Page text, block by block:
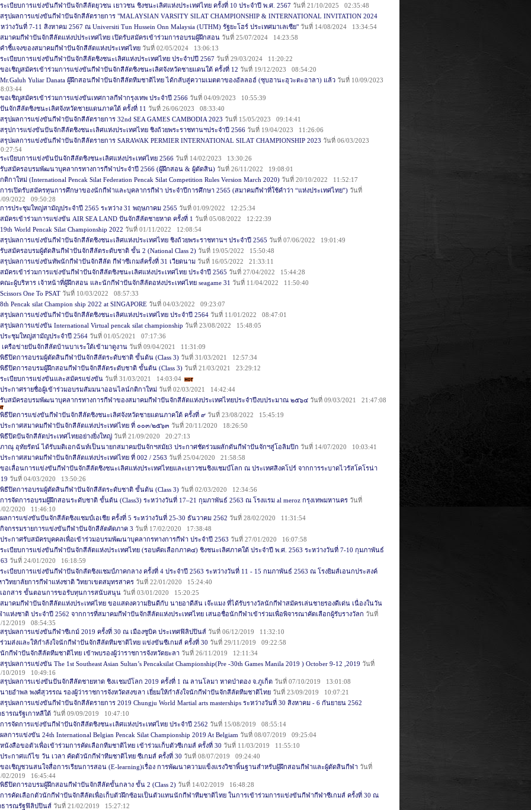
ระเบียบการแข่งขันกีฬาปันจักสีลัตยุวชน เยาวชน ชิงชนะเลิศแห่งประเทศไทย ครั้งที่ 10 ประจำปี พ.ศ. 2567 วันที่ 21/10/2025 02:35:48
สรุปผลการแข่งขันกีฬาปันจักสีลัตรายการ "MALAYSIAN VARSITY SILAT CHAMPIONSHIP & INTERNATIONAL INVITATION 2024
ว่างวันที่ 7-11 สิงหาคม 2567 ณ Universiti Tun Hussein Onn Malaysia (UTHM) รัฐยะโฮร์ ประเทศมาเลเซีย" วันที่ 14/08/2024 13:34:54
สมาคมกีฬาปันจักสีลัตแห่งปประเทศไทย เปิดรับสมัครเข้าร่วมการอบรมผู้ฝึกสอน วันที่ 25/07/2024 14:23:58
คำชี้แจงของสมาคมกีฬาปันจักสีลัตแห่งประเทศไทย วันที่ 02/05/2024 13:06:13
ระเบียบการแข่งขันกีฬาปันจักสีลัตชิงชนะเลิศแห่งประเทศไทย ประจำปปี 2567 วันที่ 29/03/2024 11:20:22
ขอเชิญสมัครเข้าร่วมการแข่งขันกีฬาปันจักสีลัตชิงชนะเลิศจังหวัดชายแดนใต้ ครั้งที่ 12 วันที่ 19/12/2023 08:54:20
Mr.Galuh Yuliar Danata ผู้ฝึกสอนกีฬาปันจักสีลัตทีมชาติไทย ได้กลับสู่ความเมตตาของอัลลอฮ์ (ซุบฮานะฮุวะตะอาลา) แล้ว วันที่ 10/09/2023
ขอเชิญสมัครเข้าร่วมการแข่งขันเทศกาลกีฬากรุงเทพ ประจำปี 2566 วันที่ 04/09/2023 10:55:39
ปันจักสีลัตชิงชนะเลิศจังหวัดชายแดนภาคใต้ ครั้งที่ 11 วันที่ 26/06/2023 08:33:40
สรุปผลการแข่งขันกีฬาปันจักสีลัตรายการ 32nd SEA GAMES CAMBODIA 2023 วันที่ 15/05/2023 09:14:41
สรุปการแข่งขันปันจักสีลัตชิงชนะเลิศแห่งประเทศไทย ชิงถ้วยพระราชทานฯ​ประจำปี 2566 วันที่ 19/04/2023 11:26:06
สรุปผลการแข่งขันกีฬาปันจักสีลัตรายการ SARAWAK PERMIER INTERNATIONAL SILAT CHAMPIONSHIP 2023 วันที่ 06/03/2023
ระเบียบการแข่งขันปันจักสีลัตชิงชนะเลิศแห่งประเทศไทย 2566 วันที่ 14/02/2023 13:30:26
รับสมัครอบรมพัฒนาบุคลากรทางการกีฬาประจำปี 2566 (ผู้ฝึกสอน & ผู้ตัดสิน) วันที่ 26/11/2022 19:08:01
กติกาใหม่ (International Pencak Silat Federation Pencak Silat Competition Rules Version March 2020) วันที่ 20/10/2022 11:52:17
การเปิดรับสมัครทุนการศึกษาของนักกีฬาและบุคลากรกีฬา ประจำปีการศึกษา 2565 (สมาคมกีฬาที่ใช้คำว่า “แห่งประเทศไทย”) วันที่
09/2022 09:50:28
การประชุมใหญ่สามัญประจำปี 2565 ระหว่าง 31 พฤษภาคม 2565 วันที่ 01/09/2022 12:25:34
สมัครเข้าร่วมการแข่งขัน AIR SEA LAND ปันจักสีลัตชายหาด ครั้งที่ 1 วันที่ 05/08/2022 12:22:39
19th World Pencak Silat Championship 2022 วันที่ 01/11/2022 12:08:54
สรุปผลการแข่งขันกีฬาปันจักสีลัตชิงชนะเลิศแห่งประเทศไทย ชิงถ้วยพระราชทานฯ ประจำปี 2565 วันที่ 07/06/2022 19:01:49
รับสมัครอบรมผู้ตัดสินกีฬาปันจักสีลัตระดับชาติ ขั้น 2 (National Class 2) วันที่ 19/05/2022 15:50:48
สรุปผลการแข่งขันทัพนักกีฬาปันจักสีลัต กีฬาซีเกมส์ครั้งที่ 31 เวียดนาม วันที่ 16/05/2022 21:33:11
สมัครเข้าร่วมการแข่งขันกีฬาปันจักสีลัตชิงชนะเลิศแห่งประเทศไทย ประจำปี 2565 วันที่ 27/04/2022 15:44:28
คณะผู้บริหาร เจ้าหน้าที่ผู้ฝึกสอน และนักกีฬาปันจักสีลัตอห่งประเทศไทย seagame 31 วันที่ 11/04/2022 11:50:40
Scissors One To PSAT วันที่ 10/03/2022 08:57:33
8th Pencak silat Champion ship 2022 at SINGAPORE วันที่ 04/03/2022 09:23:07
สรุปผลการแข่งขันกีฬาปันจักสีลัตชิงชนะเลิศแห่งประเทศไทย ประจำปี 2564 วันที่ 11/01/2022 08:47:01
สรุปผลการแข่งขัน International Virtual pencak silat championship วันที่ 23/08/2022 15:48:05
ประชุมใหญ่สามัญประจำปี 2564 วันที่ 01/05/2021 07:17:36
เครือข่ายปันจักสีลัตบ้านบาเระใต้เข้ามาดูงาน วันที่ 09/04/2021 11:31:09
พิธีปิดการอบรมผู้ตัดสินกีฬาปันจักสีลัตระดับชาติ ขั้นต้น (Class 3) วันที่ 31/03/2021 12:57:34
พิธีปิดการอบรมผู้ฝึกสอนกีฬาปันจักสีลัตระดับชาติ ขั้นต้น (Class 3) วันที่ 21/03/2021 23:29:12
ระเบียบการแข่งขันและสมัครแข่งขัน วันที่ 31/03/2021 14:03:04
ประกาศรายชื่อผู้เข้าร่วมอบรมสัมมนาออนไลน์กติกาใหม่ วันที่ 02/03/2021 14:42:44
รับสมัครอบรมพัฒนาบุคลากรทางการกีฬาของสมาคมกีฬาปันจักสีลัตแห่งประเทศไทยประจำปีงบประมาณ ๒๕๖๔ วันที่ 09/03/2021 21:47:08
พิธีปิดการแข่งขันกีฬาปันจักสีลัตชิงชนะเลิศจังหวัดชายแดนภาคใต้ ครั้งที่ ๙ วันที่ 23/08/2022 15:45:19
ประกาศสมาคมกีฬาปันจักสีลัตแห่งประเทศไทย ที่ ๐๐๓/๒๕๖๓ วันที่ 20/11/2020 18:26:50
พิธีปิดปันจักสีลัตประเทศไทยอย่างยิ่งใหญ่ วันที่ 21/09/2020 20:27:13
ภาณุ อุทัยรัตน์ ได้รับมติเอกฉันท์เป็นนายกสมาคมปันจักฯสมัย3 ประกาศชัดร่วมผลักดันกีฬาปันจักฯสู่โอลิมปิก วันที่ 14/07/2020 10:03:41
ประกาศสมาคมกีฬาปันจักสีลัตแห่งประเทศไทย ที่ 002 / 2563 วันที่ 25/04/2020 21:58:58
ขอเลื่อนการแข่งขันกีฬาปันจักสีลัตชิงชนะเลิศแห่งประเทศไทยและเยาวชนชิงแชมป์โลก ณ ประเทศสิงคโปร์ จากการระบาดไวรัสโคโรน่า
วันที่ 04/03/2020 13:50:26
พิธีปิดการอบรมผู้ตัดสินกีฬาปันจักสีลัตระดับชาติ ขั้นต้น (Class 3) วันที่ 02/03/2020 12:34:56
การจัดการอบรมผู้ฝึกสอนระดับชาติ ขั้นต้น (Class3) ระหว่างวันที่ 17–21 กุมภาพันธ์ 2563 ณ โรงแรม al meroz กรุงเทพมหานคร วันที่
02/2020 11:46:10
ผลการแข่งขันปันจักสีลัตชิงแชมป์เอเชีย ครั้งที่ 5 ระหว่างวันที่ 25-30 ธันวาคม 2562 วันที่ 28/02/2020 11:31:54
กิจกรรมรายการแข่งขันกีฬาปันจักสีลัตคัดภาค 3 วันที่ 17/02/2020 17:38:48
ประกาศรับสมัครบุคคลเพื่อเข้าร่วมอบรมพัฒนาบุคลากรทางการกีฬา ประจำปี 2563 วันที่ 27/01/2020 16:07:58
ระเบียบการแข่งขันกีฬาปันจักสีลัตแห่งประเทศไทย (รอบคัดเลือกภาค๔) ชิงชนะเลิศภาคใต้ ประจำปี พ.ศ. 2563 ระหว่างวันที่ 7-10 กุมภาพันธ์
วันที่ 24/01/2020 16:18:59
ระเบียบการแข่งขันกีฬาปันจักสัตชิงแชมป์ภาคกลาง ครั้งที่ 4 ประจำปี 2563 ระหว่างวันที่ 11 - 15 กมภาพันธ์ 2563 ณ โรงยิมส์เอนกประสงค์
าวิทยาลัยการกีฬาแห่งชาติ วิทยาเขตสมุทรสาคร วันที่ 22/01/2020 15:24:40
เอกสาร ขั้นตอนการขอรับทุนการสนับสนุน วันที่ 03/01/2020 15:20:25
สมาคมกีฬาปันจักสีลัตแห่งประเทศไทย ขอแสดงความยินดีกับ นายอาดีลัน เจ๊ะแมง ที่ได้รับรางวัลนักกีฬาสมัครเล่นชายรองดีเด่น เนื่องในวัน
าแห่งชาติ ประจำปี 2562 จากการที่สมาคมกีฬาปันจักสีลัตแห่งประเทศไทย เสนอชื่อนักกีฬาเข้าร่วมเพื่อพิจารณาคัดเลือกผู้รับรางวัลก วันที่
12/2019 08:54:35
สรุปผลการแข่งขันกีฬาซีเกม์ 2019 ครั้งที่ 30 ณ เมืองซูบิค ประเทศฟิลิปปินส์ วันที่ 06/12/2019 11:32:10
ร่วมส่งและให้กำลังใจนักกีฬาปันจักสีลัตทีมชาติไทย แข่งขันซีเกมส์ ครั้งที่ 30 วันที่ 29/11/2019 09:22:58
นักกีฬาปันจักสีลัตทีมชาติไทย เข้าพบรองผู้ว่าราชการจังหวัดยะลา วันที่ 26/11/2019 12:11:34
สรุปผลการแข่งขัน The 1st Southeast Asian Sultan’s Pencaksilat Championship(Pre -30th Games Manila 2019 ) October 9-12 ,2019 วันที่
10/2019 10:49:16
สรุปผลการเเข่งขันปันจักสีลัตชายหาด ชิงเเชมป์โลก 2019 ครั้งที่ 1 ณ ลานโลมา หาดป่าตอง จ.ภูเก็ต วันที่ 07/10/2019 13:01:08
นายอำพล พงศ์สุวรรณ รองผู้ว่าราชการจังหวัดสงขลา เยี่ยมให้กำลังใจนักกีฬาปันจักสีลัตทีมชาติไทย วันที่ 23/09/2019 10:07:21
สรุปผลการแข่งขันกีฬาปันจักสีลัตรายการ 2019 Chungju World Martial arts masterships ระหว่างวันที่ 30 สิงหาคม - 6 กันยายน 2562
ธารณรัฐเกาหลีใต้ วันที่ 09/09/2019 10:47:10
การจัดการแข่งขันกีฬาปันจักสีลัตชิงชนะเลิศแห่งประเทศไทย ประจำปี 2562 วันที่ 15/08/2019 08:55:14
ผลการแข่งขัน 24th International Belgian Pencak Silat Championship 2019 At Belgiam วันที่ 08/07/2019 09:25:04
หนังสือขอตัวเพื่อเข้าร่วมการคัดเลือกทีมชาติไทย เข้าร่วมเก็บตัวซีเกมส์ ครั้งที่ 30 วันที่ 11/03/2019 11:55:10
ประกาศแก้ไข วัน เวลา คัดตัวนักกีฬาทีมชาติไทย ซีเกมส์ ครั้งที่ 30 วันที่ 08/07/2019 09:24:40
ขอเชิญชวนสนใจสื่อการเรียนการสอน (E-learning)เรื่อง การพัฒนาความแข็งแรงวิชาพิ้นฐานสำหรับผู้ฝึกสอนกีฬาและผู้ตัดสินกีฬา วันที่
02/2019 16:45:44
พิธีปิดการอบรมผู้ฝึกสอนกีฬาปันจักสีลัตขั้นกลาง ขั้น 2 (Class 2) วันที่ 14/02/2019 16:48:28
การคัดเลือกตัวนักกีฬาปันจักสีลัตเพื่อเก็บตัวฝึกซ้อมเป็นตัวแทนนักกีฬาทีมชาติไทย ในการเข้าร่วมการแข่งขันกีฬากีฬาซีเกมส์ ครั้งที่ 30 ณ
ธารณรัฐฟิลิปปินส์ วันที่ 21/02/2019 15:27:12